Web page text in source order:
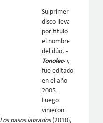
Su primer
disco lleva
por título
el nombre
del dúo, -
Tonolec- y
fue editado
en el año
2005.
Luego
vinieron
Los pasos labrados(2010),